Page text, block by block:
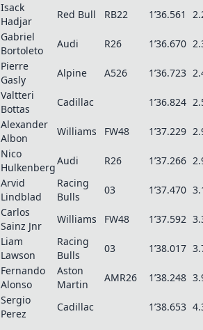
Isack
Hadjar
Red Bull RB22 1’36.561
Gabriel
Bortoleto
Audi R26 1’36.670
Pierre
Gasly
Alpine A526 1’36.723
Valtteri
Bottas
Cadillac 1’36.824
Alexander
Albon
Williams FW48 1’37.229
Nico
Hulkenberg
Audi R26 1’37.266
Arvid
Lindblad
Racing
Bulls
03 1’37.470
Carlos
Sainz Jnr
Williams FW48 1’37.592
Liam
Lawson
Racing
Bulls
03 1’38.017
Fernando
Alonso
Aston
Martin
AMR26 1’38.248
Sergio
Perez
Cadillac 1’38.653